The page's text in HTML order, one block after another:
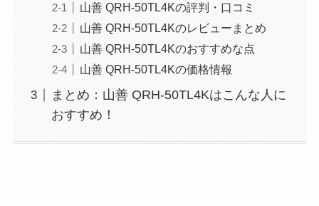
山善 QRH-50TL4Kの評判・口コミ
山善 QRH-50TL4Kのレビューまとめ
山善 QRH-50TL4Kのおすすめな点
山善 QRH-50TL4Kの価格情報
まとめ：山善 QRH-50TL4Kはこんな人に
おすすめ！